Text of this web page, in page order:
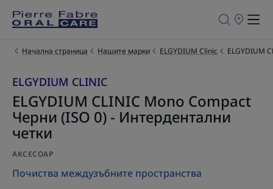
Търговски
продажба
Начална страница Нашите марки ELGYDIUM Clinic ELGYDIUM
ELGYDIUM CLINIC
ELGYDIUM CLINIC Mono Compact
Черни (ISO 0) - Интердентални
четки
АКСЕСОАР
Почиства междузъбните пространства